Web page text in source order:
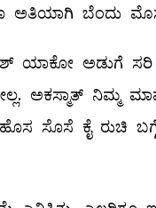
ಅತಿಯಾಗಿ ಬೆಂದು
ಯಾಕೋ ಅಡುಗೆ ಸರಿ
ಅಕಸ್ಮಾತ್‌ ನಿಮ್ಮ
ಹೊಸ ಸೊಸೆ ಕೈ ರುಚಿ